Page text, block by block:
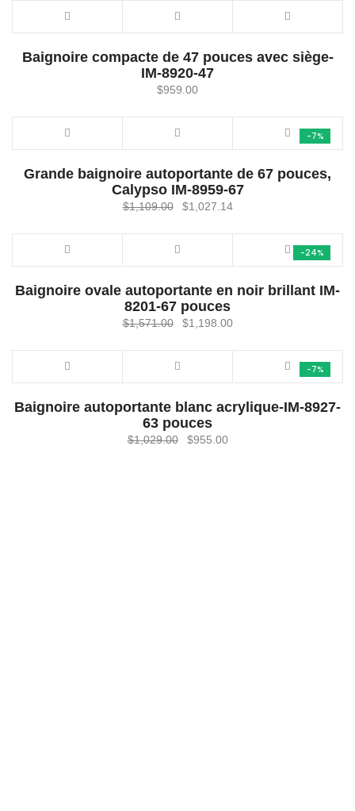
Baignoire compacte de 47 pouces avec siège-
IM-8920-47
$959.00
-7%
Grande baignoire autoportante de 67 pouces,
Calypso IM-8959-67
$1,109.00
Le
était :
$1,027.14Le
-24%
Baignoire ovale autoportante en noir brillant IM-
8201-67 pouces
$1,571.00
Le
était :
$1,198.00Le
-7%
Baignoire autoportante blanc acrylique-IM-8927-
63 pouces
$1,029.00
Le
$955.00Le